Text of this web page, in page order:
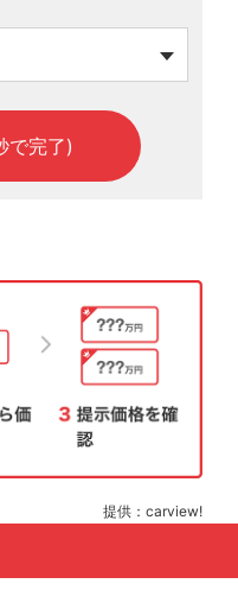
で完了)
提供：carview!